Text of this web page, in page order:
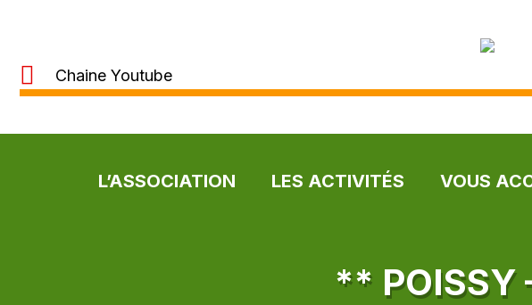
Chaine Youtube
L’ASSOCIATION LES ACTIVITÉS VOUS
** POISSY